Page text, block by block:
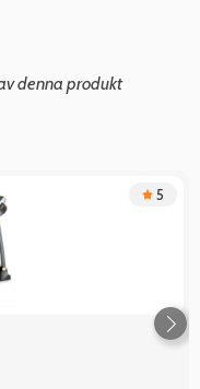
denna produkt
5